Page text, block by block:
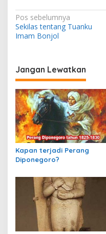
N
a
i
g
a
s
i
p
o
s
Pos sebelumnya
Sekilas tentang Tuanku
Imam Bonjol
Jangan Lewatkan
Kapan terjadi Perang
Diponegoro?